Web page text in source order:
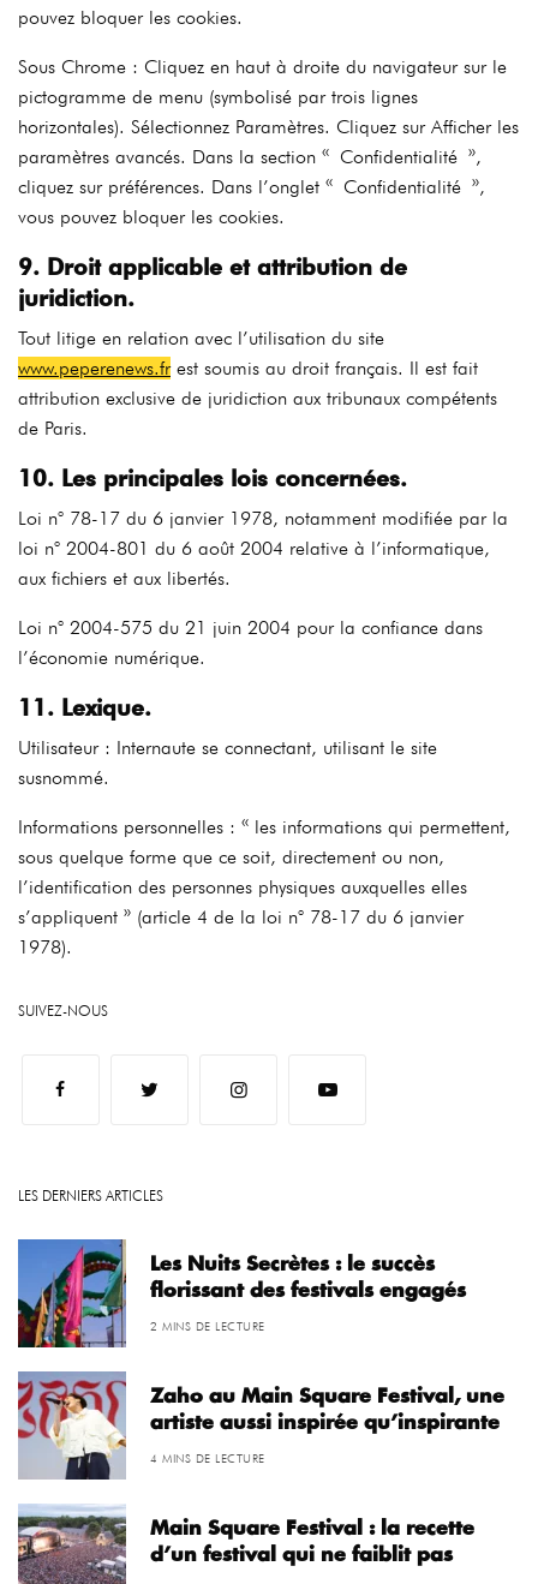
pouvez bloquer les cookies.
Sous Chrome : Cliquez en haut à droite du navigateur sur le
pictogramme de menu (symbolisé par trois lignes
horizontales). Sélectionnez Paramètres. Cliquez sur Afficher les
paramètres avancés. Dans la section « Confidentialité »,
cliquez sur préférences. Dans l’onglet « Confidentialité »,
vous pouvez bloquer les cookies.
9. Droit applicable et attribution de
juridiction.
Tout litige en relation avec l’utilisation du site
www.peperenews.frest soumis au droit français. Il est fait
attribution exclusive de juridiction aux tribunaux compétents
de Paris.
10. Les principales lois concernées.
Loi n° 78-17 du 6 janvier 1978, notamment modifiée par la
loi n° 2004-801 du 6 août 2004 relative à l’informatique,
aux fichiers et aux libertés.
Loi n° 2004-575 du 21 juin 2004 pour la confiance dans
l’économie numérique.
11. Lexique.
Utilisateur : Internaute se connectant, utilisant le site
susnommé.
Informations personnelles : « les informations qui permettent,
sous quelque forme que ce soit, directement ou non,
l’identification des personnes physiques auxquelles elles
s’appliquent » (article 4 de la loi n° 78-17 du 6 janvier
1978).
SUIVEZ-NOUS
LES DERNIERS ARTICLES
Les Nuits Secrètes : le succès
florissant des festivals engagés
2 MINS DE LECTURE
Zaho au Main Square Festival, une
artiste aussi inspirée qu’inspirante
4 MINS DE LECTURE
Main Square Festival : la recette
d’un festival qui ne faiblit pas